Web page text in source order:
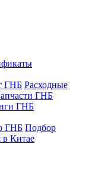
ГНБ Расходные
ГНБ
ГНБ
ГНБ Подбор
в Китае